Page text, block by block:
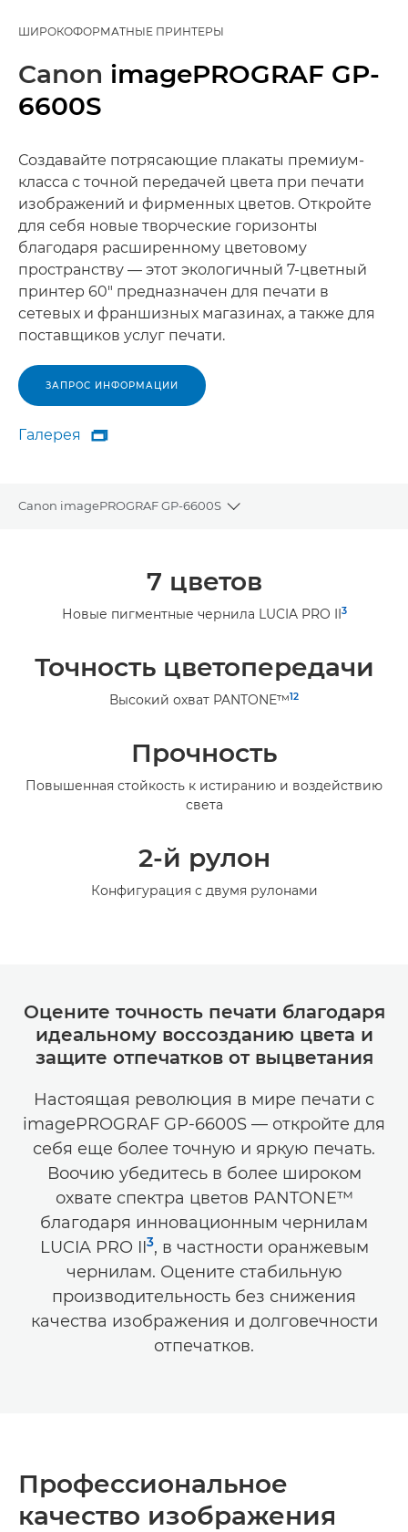
ШИРОКОФОРМАТНЫЕ ПРИНТЕРЫ
Canon imagePROGRAF GP-
6600S
Создавайте потрясающие плакаты премиум-
класса с точной передачей цвета при печати
изображений и фирменных цветов. Откройте
для себя новые творческие горизонты
благодаря расширенному цветовому
пространству — этот экологичный 7-цветный
принтер 60" предназначен для печати в
сетевых и франшизных магазинах, а также для
поставщиков услуг печати.
ЗАПРОС ИНФОРМАЦИИ
Галерея
Галерея

Canon imagePROGRAF GP-6600S
Toggle breadcrumbs
Технические характеристики7 цветов
Новые пигментные чернила LUCIA PRO II3
Точность цветопередачи
Высокий охват PANTONE™12
Прочность
Повышенная стойкость к истиранию и воздействию
света
2-й рулон
Конфигурация с двумя рулонами
Оцените точность печати благодаря
идеальному воссозданию цвета и
защите отпечатков от выцветания
Настоящая революция в мире печати с
imagePROGRAF GP-6600S — откройте для
себя еще более точную и яркую печать.
Воочию убедитесь в более широком
охвате спектра цветов PANTONE™
благодаря инновационным чернилам
LUCIA PRO II3, в частности оранжевым
чернилам. Оцените стабильную
производительность без снижения
качества изображения и долговечности
отпечатков.
Профессиональное
качество изображения